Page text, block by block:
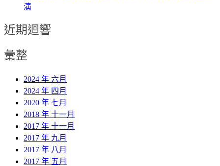
演
近期迴響
彙整
2024 年 六月
2024 年 四月
2020 年 七月
2018 年 十一月
2017 年 十一月
2017 年 九月
2017 年 八月
2017 年 五月